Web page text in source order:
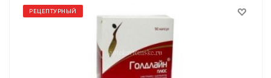
РЕЦЕПТУРНЫЙ